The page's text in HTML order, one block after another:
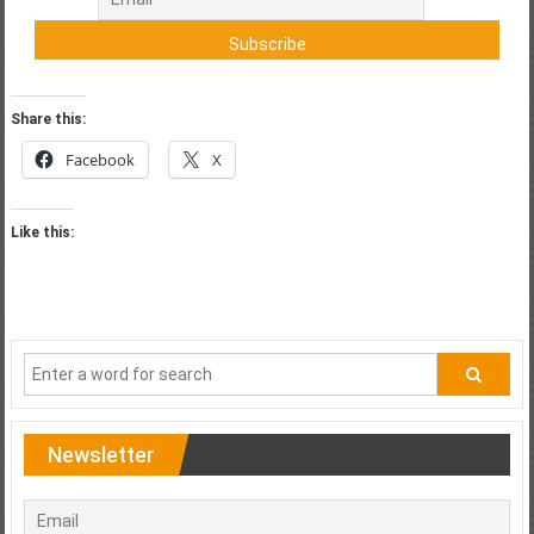
Share this:
Facebook X
Like this:
Newsletter